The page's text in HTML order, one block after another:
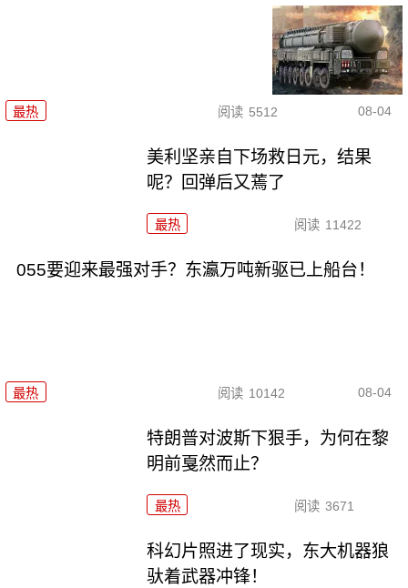
最热 阅读 5512 08-04
美利坚亲自下场救日元，结果
呢？回弹后又蔫了
最热 阅读 11422
055要迎来最强对手？东瀛万吨新驱已上船台！
最热 阅读 10142 08-04
特朗普对波斯下狠手，为何在黎
明前戛然而止？
最热 阅读 3671
科幻片照进了现实，东大机器狼
驮着武器冲锋！